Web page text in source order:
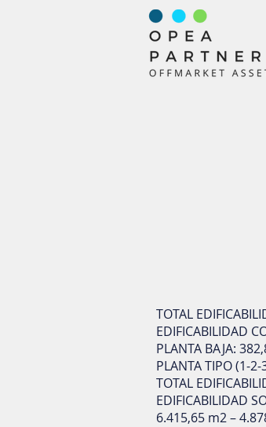
TOTAL
EDIFICABILIDAD
PLANTA BAJA:
PLANTA TIPO (1-
TOTAL
EDIFICABILIDAD
6.415,65 m2 –